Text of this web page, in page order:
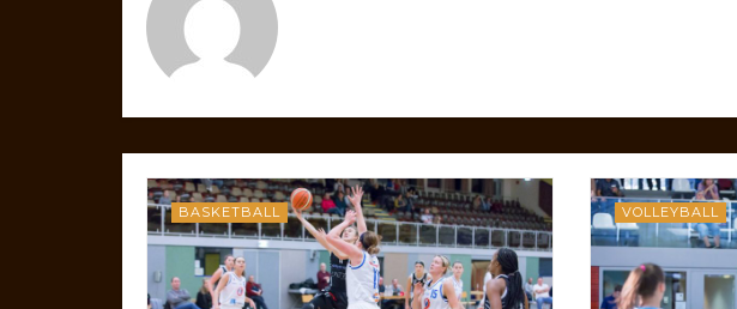
BASKETBALL VOLLEYBALL